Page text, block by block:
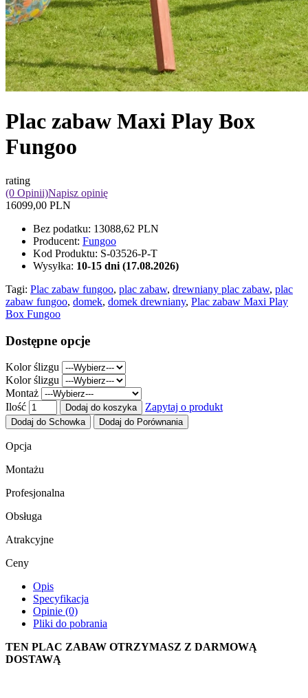
Plac zabaw Maxi Play Box
Fungoo
rating
(0 Opinii)Napisz opinię
16099,00 PLN
Bez podatku: 13088,62 PLN
Producent: Fungoo
Kod Produktu: S-03526-P-T
Wysyłka: 10-15 dni (17.08.2026)
Tagi: Plac zabaw fungoo, plac zabaw, drewniany plac zabaw, plac
zabaw fungoo, domek, domek drewniany, Plac zabaw Maxi Play
Box Fungoo
Dostępne opcje
Kolor ślizgu
Kolor ślizgu
Montaż
Ilość
Dodaj do koszyka Zapytaj o produkt
Dodaj do Schowka Dodaj do Porównania
Opcja
Montażu
Profesjonalna
Obsługa
Atrakcyjne
Ceny
Opis
Specyfikacja
Opinie (0)
Pliki do pobrania
TEN PLAC ZABAW OTRZYMASZ Z DARMOWĄ
DOSTAWĄ